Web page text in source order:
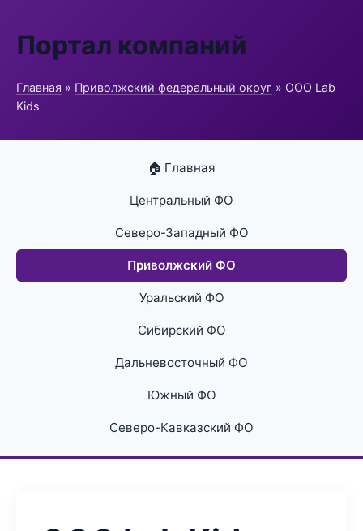
Портал компаний
Главная » Приволжский федеральный округ » ООО Lab
Kids
🏠 Главная
Центральный ФО
Северо-Западный ФО
Приволжский ФО
Уральский ФО
Сибирский ФО
Дальневосточный ФО
Южный ФО
Северо-Кавказский ФО